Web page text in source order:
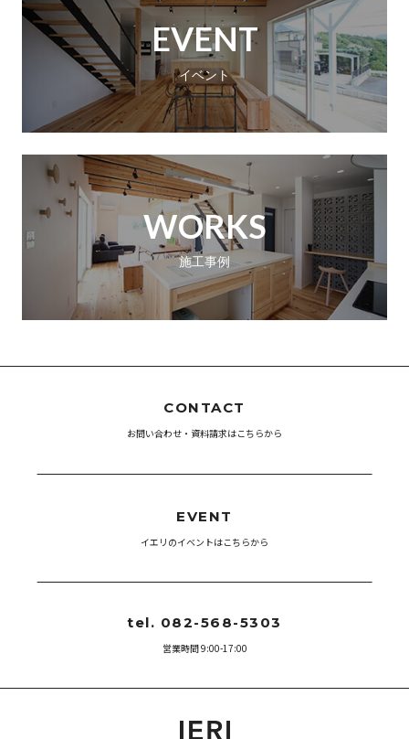
EVENT
イベント
WORKS
施工事例
CONTACT
お問い合わせ・資料請求はこちらから
EVENT
イエリのイベントはこちらから
tel. 082-568-5303
営業時間 9:00-17:00